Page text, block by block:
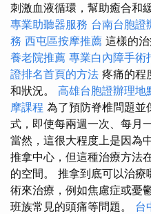
刺激血液循環，幫助癒合和
專業助聽器服務 台南台胞證
務 西屯區按摩推薦 這樣的
養老院推薦 專業白內障手術
證排名首頁的方法 疼痛的程
和狀況。 高雄台胞證辦理地
摩課程 為了預防脊椎問題並
式，即使每兩週一次、每月
當然，這很大程度上是因為
推拿中心，但這種治療方法
的空間。 推拿到底可以治
術來治療，例如焦慮症或憂
班族常見的頭痛等問題。 台